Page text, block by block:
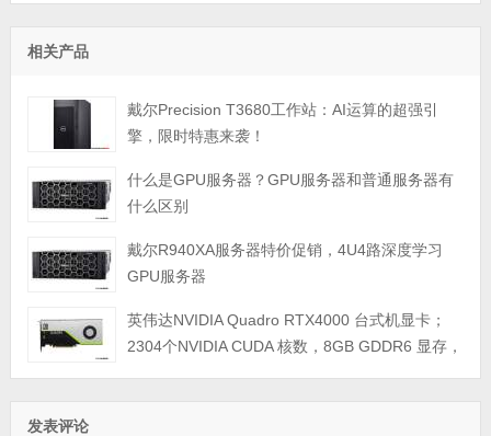
相关产品
戴尔Precision T3680工作站：AI运算的超强引
擎，限时特惠来袭！
什么是GPU服务器？GPU服务器和普通服务器有
什么区别
戴尔R940XA服务器特价促销，4U4路深度学习
GPU服务器
英伟达NVIDIA Quadro RTX4000 台式机显卡；
2304个NVIDIA CUDA 核数，8GB GDDR6 显存，
发表评论